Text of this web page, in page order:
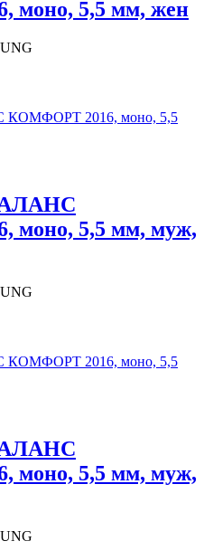
5,5 мм, жен
5,5 мм, муж,
5,5 мм, муж,